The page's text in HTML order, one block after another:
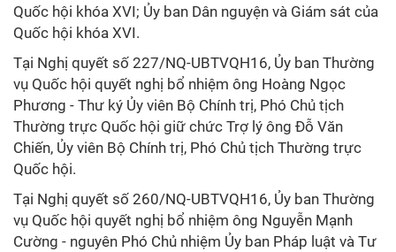
Quốc hội khóa XVI; Ủy ban Dân nguyện và Giám sát của
Quốc hội khóa XVI.
Tại Nghị quyết số 227/NQ-UBTVQH16, Ủy ban Thường
vụ Quốc hội quyết nghị bổ nhiệm ông Hoàng Ngọc
Phương - Thư ký Ủy viên Bộ Chính trị, Phó Chủ tịch
Thường trực Quốc hội giữ chức Trợ lý ông Đỗ Văn
Chiến, Ủy viên Bộ Chính trị, Phó Chủ tịch Thường trực
Quốc hội.
Tại Nghị quyết số 260/NQ-UBTVQH16, Ủy ban Thường
vụ Quốc hội quyết nghị bổ nhiệm ông Nguyễn Mạnh
Cường - nguyên Phó Chủ nhiệm Ủy ban Pháp luật và Tư